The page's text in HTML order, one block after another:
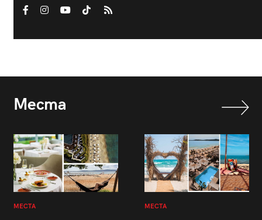
Места
МЕСТА МЕСТА